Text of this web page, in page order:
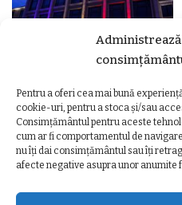
Administrează
Pentru a oferi cea mai bună
cookie-uri, pentru a stoca și/sau
Consimțământul pentru aceste
cum ar fi comportamentul de
nu îți dai consimțământul sau îți
afecte negative asupra unor
Ziua Unirii Principatelor Române
– Clădiri și poduri din Cluj,
iluminate în culorile drapelului